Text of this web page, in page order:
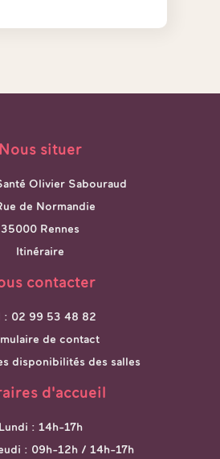
Nous situer
Olivier Sabouraud
de Normandie
35000 Rennes
Itinéraire
contacter
: 02 99 53 48 82
de contact
disponibilités des salles
d'accueil
Lundi : 14h-17h
: 09h-12h / 14h-17h